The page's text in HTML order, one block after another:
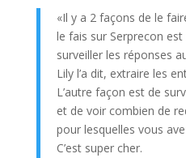
«Il y a 2 façons de le
le fais sur Serprecon est
surveiller les réponses
Lily l’a dit, extraire les
L’autre façon est de
et de voir combien de
pour lesquelles vous
C’est super cher.